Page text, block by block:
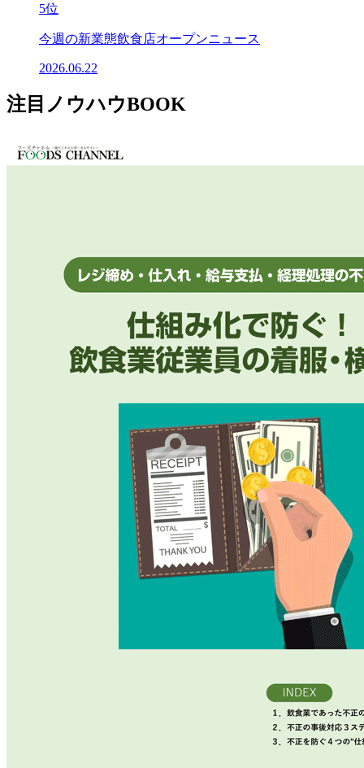
5位
今週の新業態飲食店オープンニュース
2026.06.22
注目ノウハウBOOK